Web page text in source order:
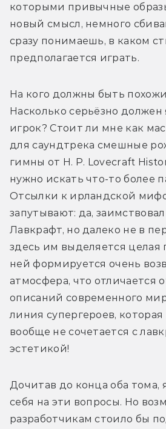
которыми привычные
новый смысл, немного
сразу понимаешь, в каком
предполагается играть.
На кого должны быть
Насколько серьёзно должен
игрок? Стоит ли мне как
для саундтрека смешные
гимны от H. P. Lovecraft
нужно искать что-то более
Отсылки к ирландской
запутывают: да,
Лавкрафт, но далеко не в
здесь им выделяется целая
ней формируется очень
атмосфера, что отличается
описаний современного
линия супергероев,
вообще не сочетается с
эстетикой!
Дочитав до конца оба тома,
себя на эти вопросы. Но
разработчикам стоило бы